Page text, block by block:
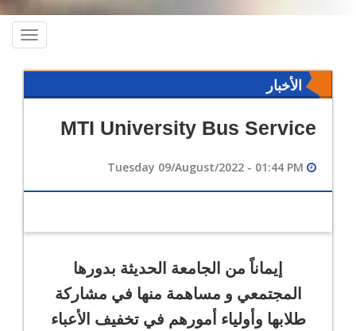
الأخبار
MTI University Bus Service
إيماناً من الجامعة الحديثة بدورها
المجتمعي و مساهمة منها في مشاركة
طلابها وأولياء أمورهم في تخفيف الأعباء